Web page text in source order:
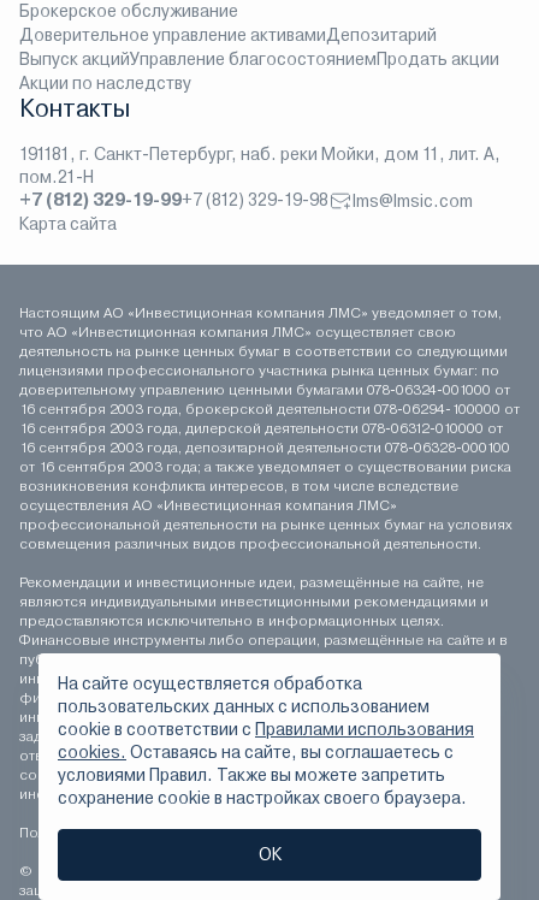
Брокерское обслуживание
Доверительное управление активамиДепозитарий
Выпуск акцийУправление благосостояниемПродать акции
Акции по наследству
Контакты
191181, г. Санкт-Петербург, наб. реки Мойки, дом 11, лит. А,
пом.21-Н
+7 (812) 329-19-99+7 (812) 329-19-98
lms@lmsic.com
Карта сайта
Настоящим АО «Инвестиционная компания ЛМС» уведомляет о том,
что АО «Инвестиционная компания ЛМС» осуществляет свою
деятельность на рынке ценных бумаг в соответствии со следующими
лицензиями профессионального участника рынка ценных бумаг: по
доверительному управлению ценными бумагами 078-06324-001000 от
16 сентября 2003 года, брокерской деятельности 078-06294-100000 от
16 сентября 2003 года, дилерской деятельности 078-06312-010000 от
16 сентября 2003 года, депозитарной деятельности 078-06328-000100
от 16 сентября 2003 года; а также уведомляет о существовании риска
возникновения конфликта интересов, в том числе вследствие
осуществления АО «Инвестиционная компания ЛМС»
профессиональной деятельности на рынке ценных бумаг на условиях
совмещения различных видов профессиональной деятельности.
Рекомендации и инвестиционные идеи, размещённые на сайте, не
являются индивидуальными инвестиционными рекомендациями и
предоставляются исключительно в информационных целях.
Финансовые инструменты либо операции, размещённые на сайте и в
публикуемых материалах, могут не соответствовать вашему
инвестиционному профилю. Определение соответствия
финансового инструмента либо операции инвестиционным целям,
инвестиционному горизонту и толерантности к риску является
задачей инвестора. АО «Инвестиционная компания ЛМС» не несёт
ответственности за возможные убытки инвестора в случае
совершения операций, либо инвестирования в финансовые
инструменты, упомянутые на сайте и в публикуемых материалах.
Положение о персональных данных
© 1994-2026 АО «Инвестиционная компания ЛМС» Все права
защищены.
На сайте осуществляется обработка
пользовательских данных с использованием
сookie в соответствии с Правилами использования
cookies. Оставаясь на сайте, вы соглашаетесь с
условиями Правил. Также вы можете запретить
сохранение сookie в настройках своего браузера.
ОК